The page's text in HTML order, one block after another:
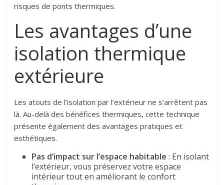
risques de ponts thermiques.
Les avantages d’une
isolation thermique
extérieure
Les atouts de l’isolation par l’extérieur ne s’arrêtent pas
là. Au-delà des bénéfices thermiques, cette technique
présente également des avantages pratiques et
esthétiques.
Pas d’impact sur l’espace habitable : En isolant
l’extérieur, vous préservez votre espace
intérieur tout en améliorant le confort